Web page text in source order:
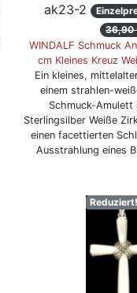
ak23-2
36,90
WINDALF Schmuck
cm Kleines Kreuz
Ein kleines,
einem strahlen-
Schmuck-
Sterlingsilber Weiße
einen facettierten
Ausstrahlung eines
Reduziert!